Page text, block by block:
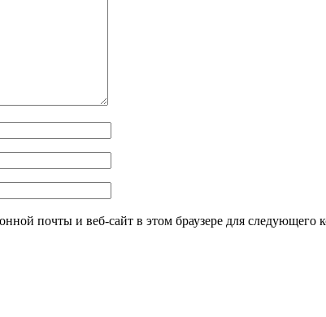
почты и веб-сайт в этом браузере для следующего